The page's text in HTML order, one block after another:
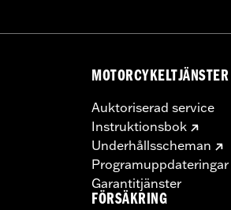
MOTORCYKELTJÄNSTER
Auktoriserad service
Instruktionsbok
Underhållsscheman
Programuppdateringar
Garantitjänster
FÖRSÄKRING